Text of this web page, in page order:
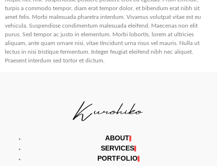
turpis a commodo tempor, diam erat tempor dolor, et bibendum erat nibh sit
amet felis. Morbi malesuada pharetra interdum. Vivamus volutpat vitae est eu
vehicula. Suspendisse condimentum malesuada eleifend. Maecenas non elit
purus. Sed tempor ac justo in elementum. Morbi lobortis, lorem at ultricies
aliquam, ante quam ornare nisi, vitae tincidunt urna risus vel mauris. Nulla ut
lectus in nisi tristique fermentum. Integer feugiat eleifend nibh nec aliquet.
Praesent interdum sed tortor et dictum.
ABOUT
SERVICES
PORTFOLIO